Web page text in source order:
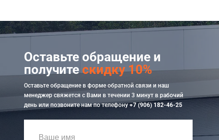
Оставьте обращение и
получитескидку 10%
Оставьте обращение в форме обратной связи и наш
менеджер свяжется с Вами в течении 3 минут в рабочий
день или позвоните нам по телефону+7 (906) 182-46-25